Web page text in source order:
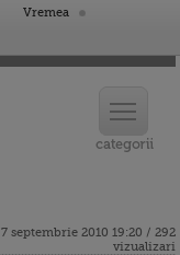
Vremea
7 septembrie 2010 19:20 / 292
vizualizari